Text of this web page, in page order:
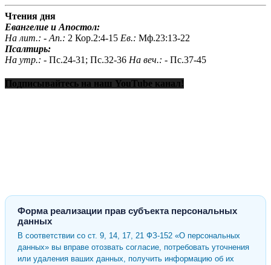
Чтения дня
Евангелие и Апостол:
На лит.: - Ап.: 2 Кор.2:4-15 Ев.: Мф.23:13-22
Псалтирь:
На утр.: - Пс.24-31; Пс.32-36 На веч.: - Пс.37-45
Подписывайтесь на наш YouTube канал!
Форма реализации прав субъекта персональных
данных
В соответствии со ст. 9, 14, 17, 21 ФЗ-152 «О персональных
данных» вы вправе отозвать согласие, потребовать уточнения
или удаления ваших данных, получить информацию об их